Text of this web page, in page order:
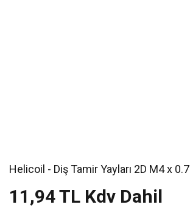
Helicoil - Diş Tamir Yayları 2D M4 x 0.7
11,94 TL Kdv Dahil